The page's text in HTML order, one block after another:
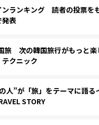
ンランキング 読者の投票を
発表
旅 次の韓国旅行がもっと楽
クニック
人”が「旅」をテーマに語る
STORY